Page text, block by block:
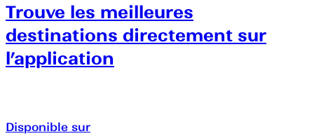
Trouve les meilleures
destinations directement sur
l’application
Disponible sur